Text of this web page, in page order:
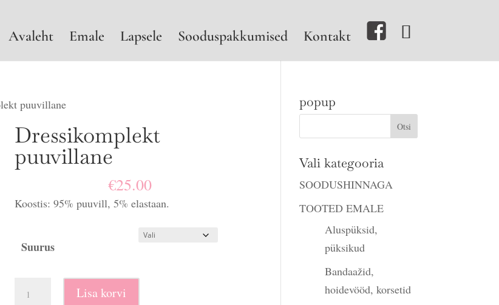
Avaleht Emale Lapsele Sooduspakkumised Kontakt
puuvillane
Dressikomplekt
puuvillane
€25.00
Koostis: 95% puuvill, 5% elastaan.
Suurus
DressikomplektLisa korvi
popup
Vali kategooria
SOODUSHINNAGA
TOOTED EMALE
Aluspüksid,
püksikud
Bandaažid,
hoidevööd, korsetid